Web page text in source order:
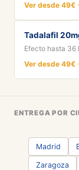
Ver desde 49€
Tadalafil
Efecto hasta 36
Ver desde 49€
ENTREGA POR
Madrid
Zaragoza